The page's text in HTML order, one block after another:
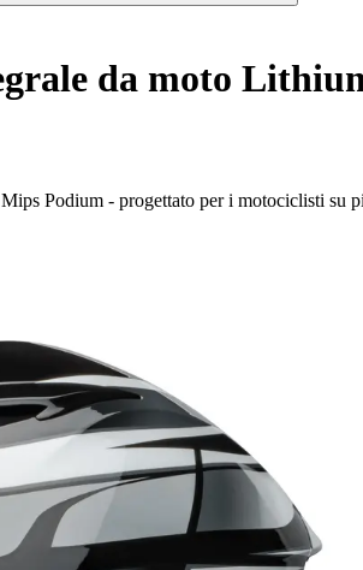
da moto
Podium - progettato per i motociclisti su